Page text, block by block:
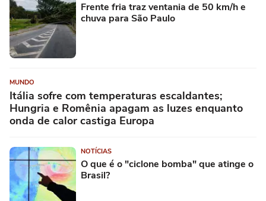
Frente fria traz ventania de 50 km/h e
chuva para São Paulo
MUNDO
Itália sofre com temperaturas escaldantes;
Hungria e Romênia apagam as luzes enquanto
onda de calor castiga Europa
NOTÍCIAS
O que é o "ciclone bomba" que atinge o
Brasil?